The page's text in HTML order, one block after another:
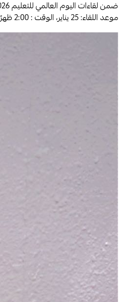
موعد اللقاء: 25 يناير، الوقت : 2:00 ظهرًا